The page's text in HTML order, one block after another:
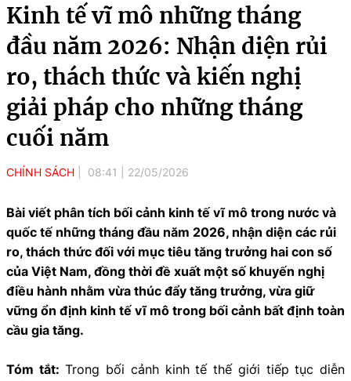
Kinh tế vĩ mô những tháng
đầu năm 2026: Nhận diện rủi
ro, thách thức và kiến nghị
giải pháp cho những tháng
cuối năm
CHÍNH SÁCH 08:41 22/05/2026
Bài viết phân tích bối cảnh kinh tế vĩ mô trong nước và
quốc tế những tháng đầu năm 2026, nhận diện các rủi
ro, thách thức đối với mục tiêu tăng trưởng hai con số
của Việt Nam, đồng thời đề xuất một số khuyến nghị
điều hành nhằm vừa thúc đẩy tăng trưởng, vừa giữ
vững ổn định kinh tế vĩ mô trong bối cảnh bất định toàn
cầu gia tăng.
Tóm tắt: Trong bối cảnh kinh tế thế giới tiếp tục diễn